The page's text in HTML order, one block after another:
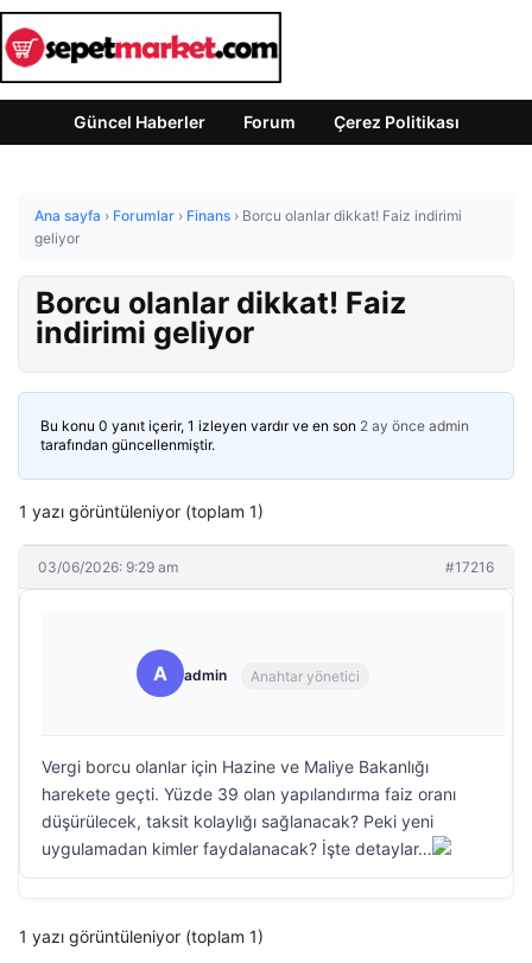
Güncel Haberler Forum Çerez Politikası
Ana sayfa › Forumlar › Finans › Borcu olanlar dikkat! Faiz indirimi
geliyor
Borcu olanlar dikkat! Faiz
indirimi geliyor
Bu konu 0 yanıt içerir, 1 izleyen vardır ve en son 2 ay önce admin
tarafından güncellenmiştir.
1 yazı görüntüleniyor (toplam 1)
03/06/2026: 9:29 am #17216
A admin Anahtar yönetici
Vergi borcu olanlar için Hazine ve Maliye Bakanlığı
harekete geçti. Yüzde 39 olan yapılandırma faiz oranı
düşürülecek, taksit kolaylığı sağlanacak? Peki yeni
uygulamadan kimler faydalanacak? İşte detaylar…
1 yazı görüntüleniyor (toplam 1)